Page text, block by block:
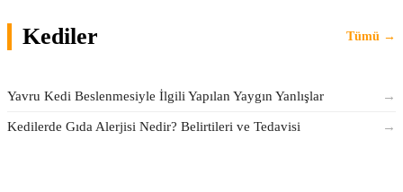
Kediler Tümü →
Yavru Kedi Beslenmesiyle İlgili Yapılan Yaygın Yanlışlar →
Kedilerde Gıda Alerjisi Nedir? Belirtileri ve Tedavisi →